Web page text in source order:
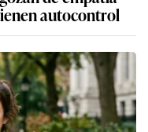
autocontrol